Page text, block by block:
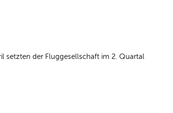
setzten der Fluggesellschaft im 2. Quartal